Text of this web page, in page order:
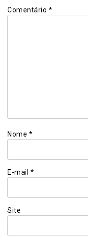
Comentário *
Nome *
E-mail *
Site